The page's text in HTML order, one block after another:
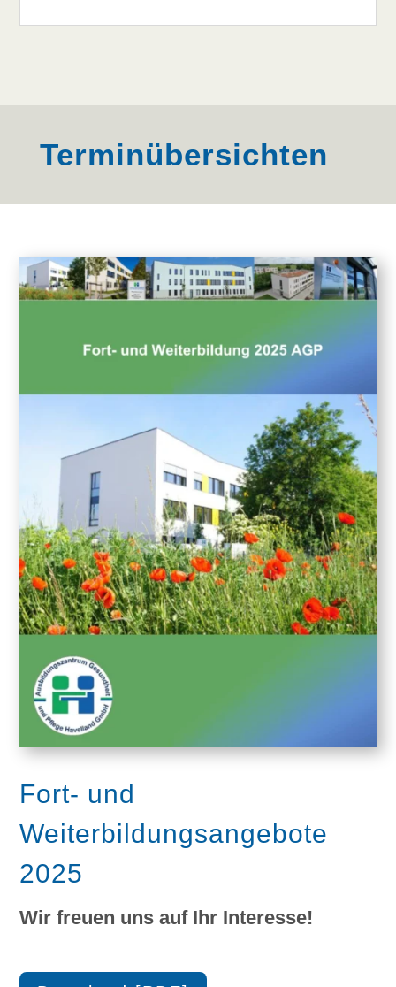
Terminübersichten
Fort- und
Weiterbildungsangebote
2025
Wir freuen uns auf Ihr Interesse!